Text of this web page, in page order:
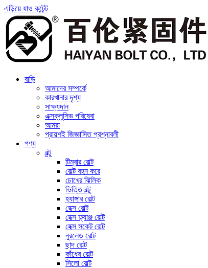
এড়িয়ে যাও কন্টেন্ট
বাড়ি
আমাদের সম্পর্কে
কারখানার দৃশ্য
সাক্ষ্যদান
এক্সক্লুসিভ পরিষেবা
আমরা
প্রায়শই জিজ্ঞাসিত প্রশ্নাবলী
পণ্য
বল্টু
টিম্বার বোল্ট
বোল্ট বহন করে
চোখের ঝিলিক
ভিত্তি বল্টু
হ্যাঙ্গার বোল্ট
হেক্স বোল্ট
হেক্স ফ্ল্যাঞ্জ বোল্ট
হেক্স সকেট বোল্ট
নুরলেড বোল্ট
ছাদ বোল্ট
কাঁধের বোল্ট
সিলো বোল্ট